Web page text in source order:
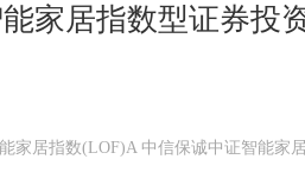
家居指数型证券投